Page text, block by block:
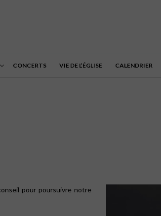
CONCERTS VIE DE L’ÉGLISE CALENDRIER
pour poursuivre notre